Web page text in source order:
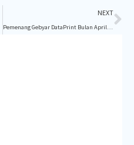
NEXT
Pemenang Gebyar DataPrint Bulan April – Juni 2022